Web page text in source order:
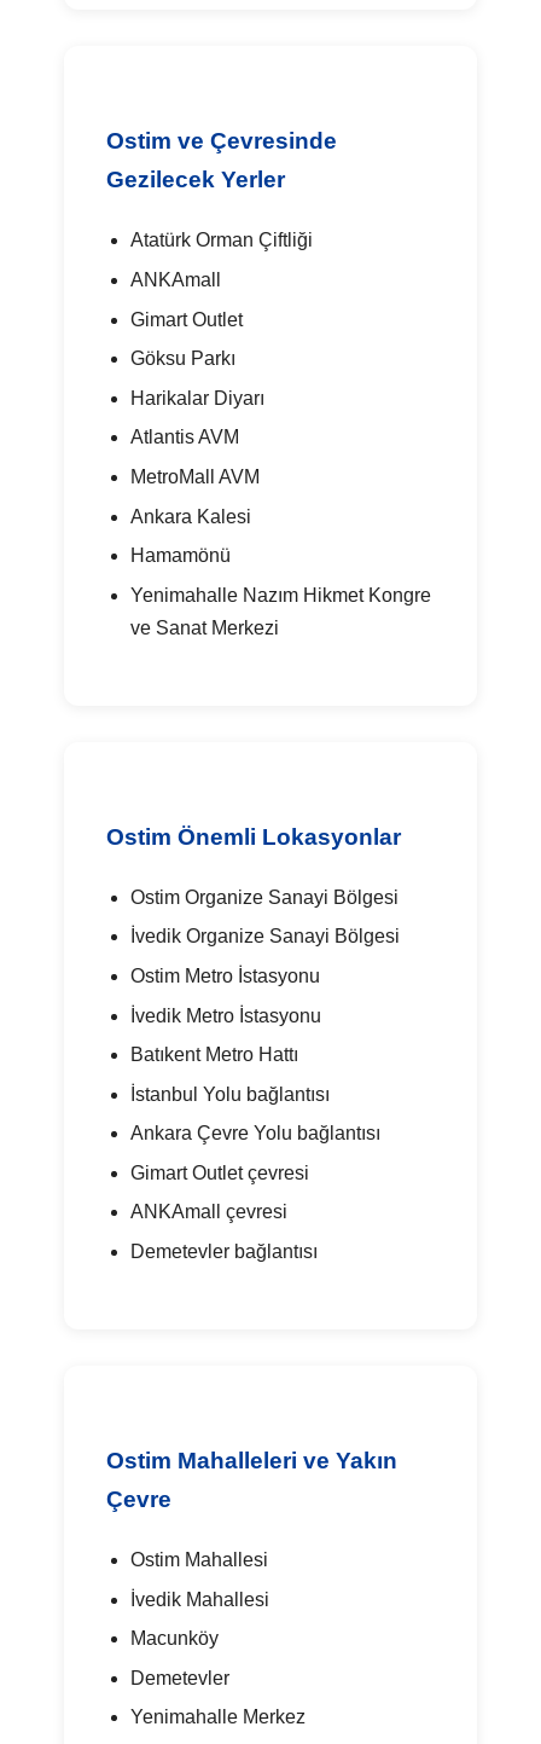
Ostim ve Çevresinde
Gezilecek Yerler
Atatürk Orman Çiftliği
ANKAmall
Gimart Outlet
Göksu Parkı
Harikalar Diyarı
Atlantis AVM
MetroMall AVM
Ankara Kalesi
Hamamönü
Yenimahalle Nazım Hikmet Kongre
ve Sanat Merkezi
Ostim Önemli Lokasyonlar
Ostim Organize Sanayi Bölgesi
İvedik Organize Sanayi Bölgesi
Ostim Metro İstasyonu
İvedik Metro İstasyonu
Batıkent Metro Hattı
İstanbul Yolu bağlantısı
Ankara Çevre Yolu bağlantısı
Gimart Outlet çevresi
ANKAmall çevresi
Demetevler bağlantısı
Ostim Mahalleleri ve Yakın
Çevre
Ostim Mahallesi
İvedik Mahallesi
Macunköy
Demetevler
Yenimahalle Merkez